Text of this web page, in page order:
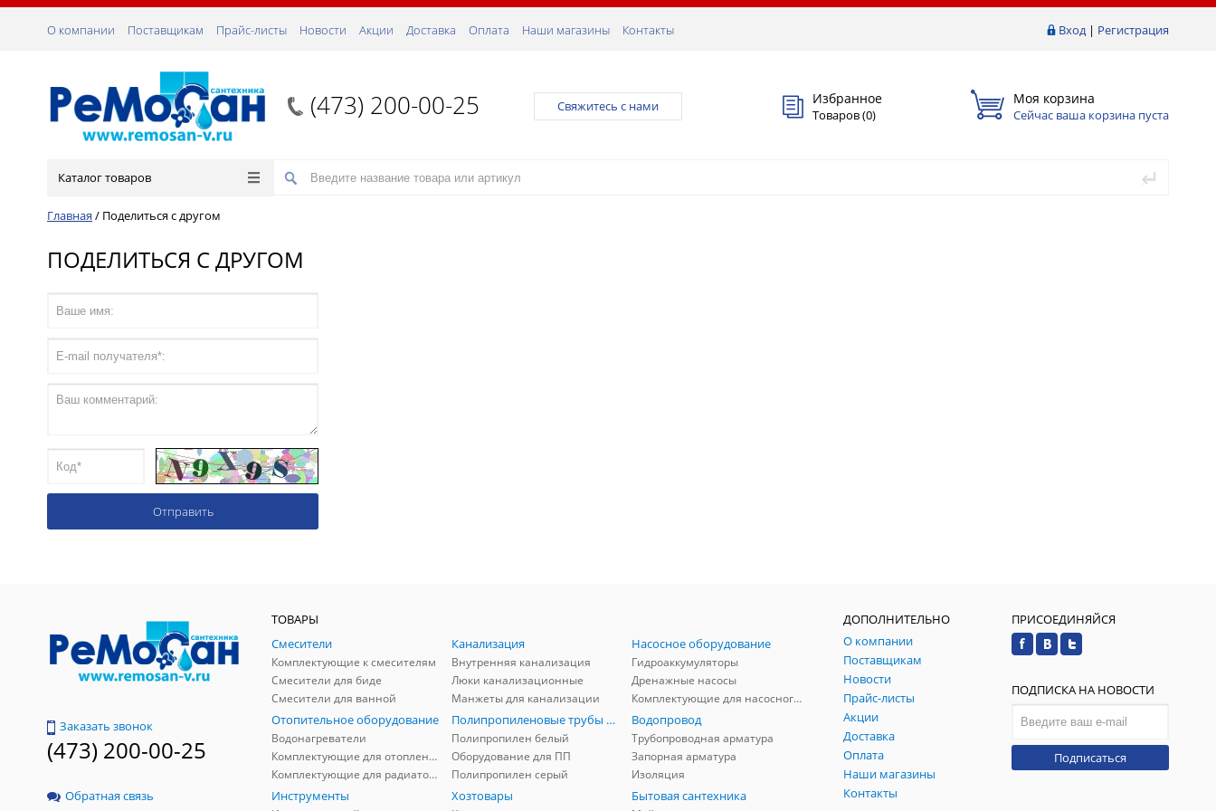
Вход| Регистрация
О компании Поставщикам Прайс-листы Новости Акции Доставка Оплата Наши магазины Контакты
(473) 200-00-25 Свяжитесь с нами Избранное
Товаров (0)
Моя корзина
Сейчас ваша корзина пуста
Каталог товаров
Главная / Поделиться с другом
ПОДЕЛИТЬСЯ С ДРУГОМ
Заказать звонок
(473) 200-00-25
Обратная связь
ТОВАРЫ
Смесители
Комплектующие к смесителям
Смесители для биде
Смесители для ванной
Канализация
Внутренняя канализация
Люки канализационные
Манжеты для канализации
Насосное оборудование
Гидроаккумуляторы
Дренажные насосы
Комплектующие для насосного оборудования
Отопительное оборудование
Водонагреватели
Комплектующие для отопления
Комплектующие для радиаторов
Полипропиленовые трубы и фитинги
Полипропилен белый
Оборудование для ПП
Полипропилен серый
Водопровод
Трубопроводная арматура
Запорная арматура
Изоляция
Инструменты Хозтовары Бытовая сантехника
ДОПОЛНИТЕЛЬНО
О компании
Поставщикам
Новости
Прайс-листы
Акции
Доставка
Оплата
Наши магазины
Контакты
ПРИСОЕДИНЯЙСЯ
ПОДПИСКА НА НОВОСТИ
Подписаться